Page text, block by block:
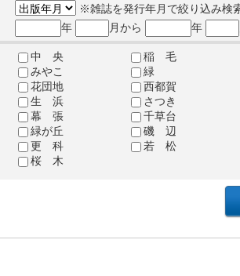
※雑誌を発行年月で絞り込み検
年
月から 年
中 央
稲 毛
みやこ
緑
花団地
西都賀
生 浜
さつき
幕 張
千草台
緑が丘
磯 辺
更 科
若 松
桜 木